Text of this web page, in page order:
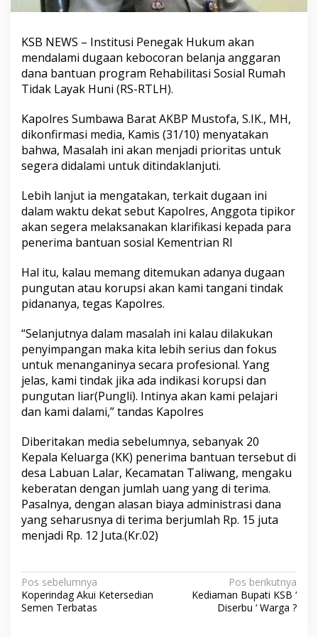
KSB NEWS – Institusi Penegak Hukum akan
mendalami dugaan kebocoran belanja anggaran
dana bantuan program Rehabilitasi Sosial Rumah
Tidak Layak Huni (RS-RTLH).
Kapolres Sumbawa Barat AKBP Mustofa, S.IK., MH,
dikonfirmasi media, Kamis (31/10) menyatakan
bahwa, Masalah ini akan menjadi prioritas untuk
segera didalami untuk ditindaklanjuti.
Lebih lanjut ia mengatakan, terkait dugaan ini
dalam waktu dekat sebut Kapolres, Anggota tipikor
akan segera melaksanakan klarifikasi kepada para
penerima bantuan sosial Kementrian RI
Hal itu, kalau memang ditemukan adanya dugaan
pungutan atau korupsi akan kami tangani tindak
pidananya, tegas Kapolres.
“Selanjutnya dalam masalah ini kalau dilakukan
penyimpangan maka kita lebih serius dan fokus
untuk menanganinya secara profesional. Yang
jelas, kami tindak jika ada indikasi korupsi dan
pungutan liar(Pungli). Intinya akan kami pelajari
dan kami dalami,” tandas Kapolres
Diberitakan media sebelumnya, sebanyak 20
Kepala Keluarga (KK) penerima bantuan tersebut di
desa Labuan Lalar, Kecamatan Taliwang, mengaku
keberatan dengan jumlah uang yang di terima.
Pasalnya, dengan alasan biaya administrasi dana
yang seharusnya di terima berjumlah Rp. 15 juta
menjadi Rp. 12 Juta.(Kr.02)
N
a
Pos sebelumnya
Koperindag Akui Ketersedian
Semen Terbatas
Pos berikutnya
Kediaman Bupati KSB ‘
Diserbu ‘ Warga ?